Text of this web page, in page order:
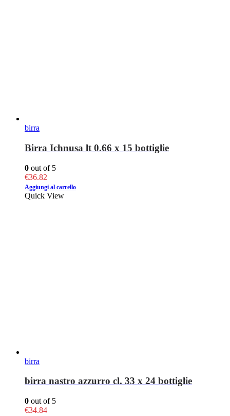
birra
Birra Ichnusa lt 0.66 x 15 bottiglie
0 out of 5
€36.82
Aggiungi al carrello
Quick View
birra
birra nastro azzurro cl. 33 x 24 bottiglie
0 out of 5
€34.84